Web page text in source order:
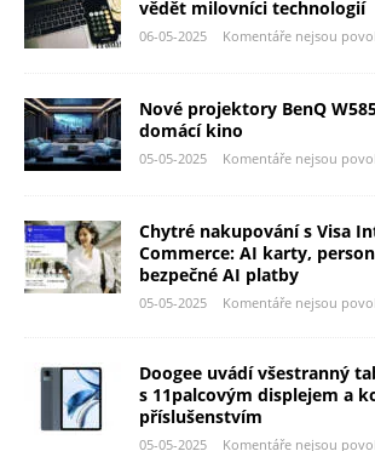
vědět milovníci technologií
06-05-2025 Komentáře nejsou
Nové projektory BenQ
domácí kino
05-05-2025 Komentáře nejsou
Chytré nakupování s Visa
Commerce: AI karty,
bezpečné AI platby
05-05-2025 Komentáře nejsou
Doogee uvádí všestranný
s 11palcovým displejem a
příslušenstvím
05-05-2025 Komentáře nejsou